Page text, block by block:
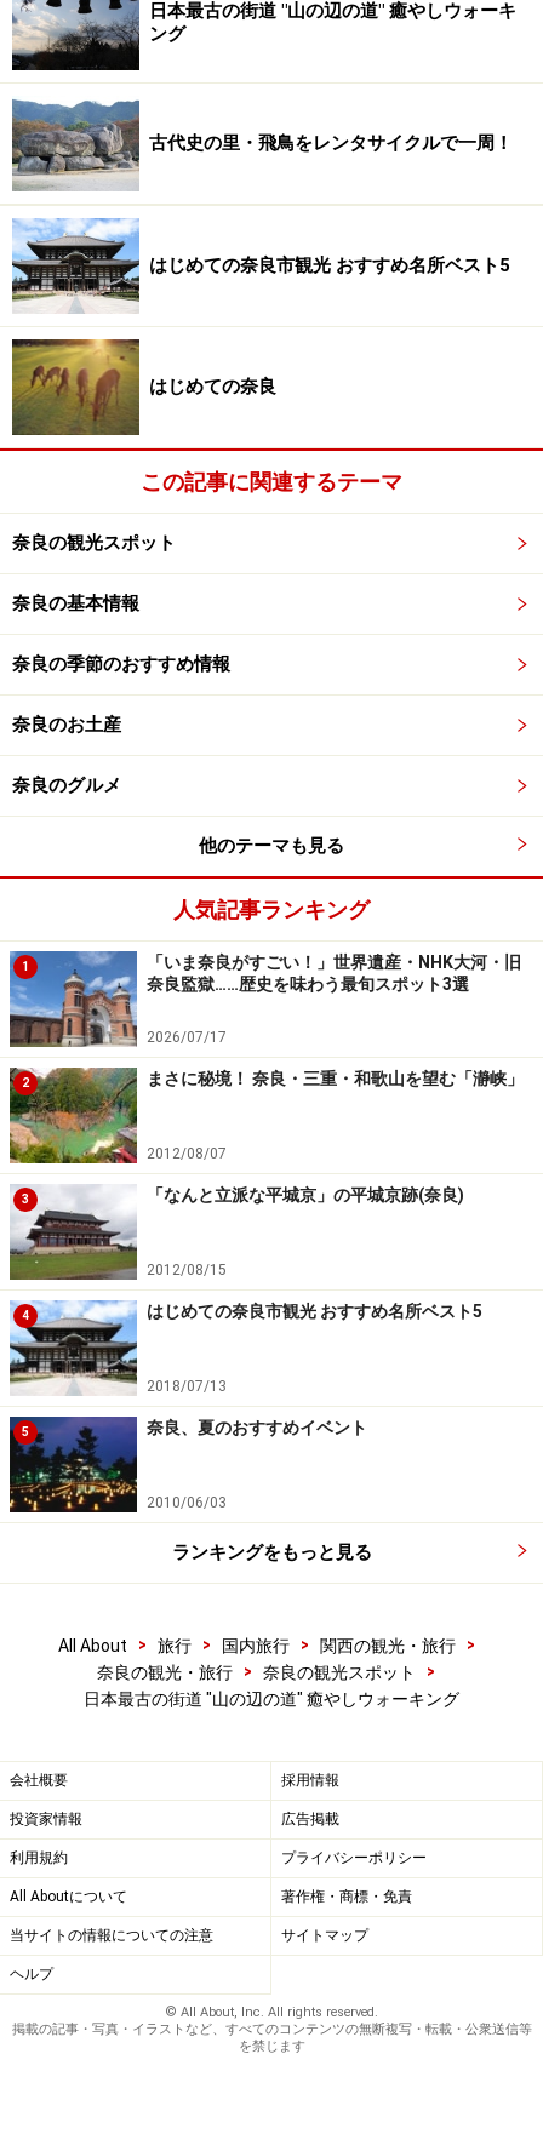
日本最古の街道 "山の辺の道" 癒やしウォーキ
ング
古代史の里・飛鳥をレンタサイクルで一周！
はじめての奈良市観光 おすすめ名所ベスト5
はじめての奈良
この記事に関連するテーマ
奈良の観光スポット
奈良の基本情報
奈良の季節のおすすめ情報
奈良のお土産
奈良のグルメ
他のテーマも見る
人気記事ランキング
1
「いま奈良がすごい！」世界遺産・NHK大河・旧
奈良監獄……歴史を味わう最旬スポット3選
2026/07/17
2 まさに秘境！ 奈良・三重・和歌山を望む「瀞峡」
2012/08/07
3 「なんと立派な平城京」の平城京跡(奈良)
2012/08/15
4 はじめての奈良市観光 おすすめ名所ベスト5
2018/07/13
5 奈良、夏のおすすめイベント
2010/06/03
ランキングをもっと見る
All About > 旅行 > 国内旅行 > 関西の観光・旅行
>
奈良の観光・旅行
> 奈良の観光スポット
>
日本最古の街道 "山の辺の道" 癒やしウォーキング
会社概要 採用情報
投資家情報 広告掲載
利用規約 プライバシーポリシー
All Aboutについて 著作権・商標・免責
当サイトの情報についての注意 サイトマップ
ヘルプ
© All About, Inc. All rights reserved.
掲載の記事・写真・イラストなど、すべてのコンテンツの無断複写・転載・公衆送信等
を禁じます